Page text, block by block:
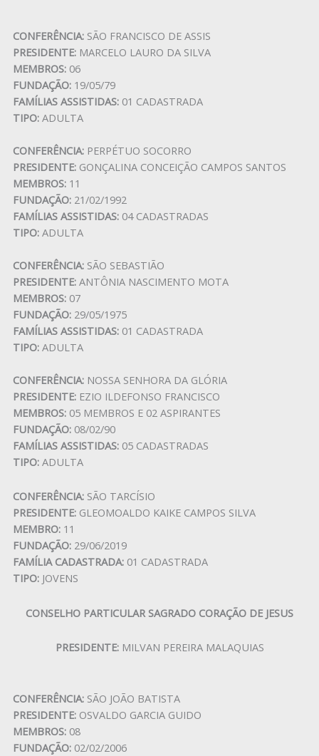
CONFERÊNCIA:SÃO FRANCISCO DE ASSIS
PRESIDENTE:MARCELO LAURO DA SILVA
MEMBROS:06
FUNDAÇÃO: 19/05/79
FAMÍLIAS ASSISTIDAS:01 CADASTRADA
TIPO:ADULTA
CONFERÊNCIA:PERPÉTUO SOCORRO
PRESIDENTE:GONÇALINA CONCEIÇÃO CAMPOS SANTOS
MEMBROS:11
FUNDAÇÃO:21/02/1992
FAMÍLIAS ASSISTIDAS:04 CADASTRADAS
TIPO:ADULTA
CONFERÊNCIA:SÃO SEBASTIÃO
PRESIDENTE:ANTÔNIA NASCIMENTO MOTA
MEMBROS:07
FUNDAÇÃO:29/05/1975
FAMÍLIAS ASSISTIDAS:01 CADASTRADA
TIPO:ADULTA
CONFERÊNCIA:NOSSA SENHORA DA GLÓRIA
PRESIDENTE:EZIO ILDEFONSO FRANCISCO
MEMBROS:05 MEMBROS E 02 ASPIRANTES
FUNDAÇÃO:08/02/90
FAMÍLIAS ASSISTIDAS:05 CADASTRADAS
TIPO:ADULTA
CONFERÊNCIA:SÃO TARCÍSIO
PRESIDENTE:GLEOMOALDO KAIKE CAMPOS SILVA
MEMBRO:11
FUNDAÇÃO:29/06/2019
FAMÍLIA CADASTRADA:01 CADASTRADA
TIPO:JOVENS
CONSELHO PARTICULAR SAGRADO CORAÇÃO DE JESUS
PRESIDENTE:MILVAN PEREIRA MALAQUIAS
CONFERÊNCIA:SÃO JOÃO BATISTA
PRESIDENTE:OSVALDO GARCIA GUIDO
MEMBROS:08
FUNDAÇÃO:02/02/2006